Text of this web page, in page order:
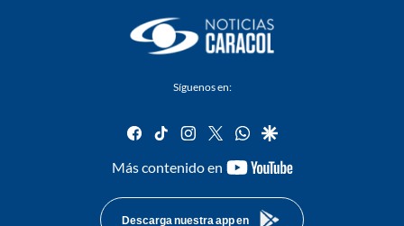
Síguenos en:
facebook
tiktok instagram
twitterwhatsapp
google
Más contenido en
youtube-
Descarga nuestra app en